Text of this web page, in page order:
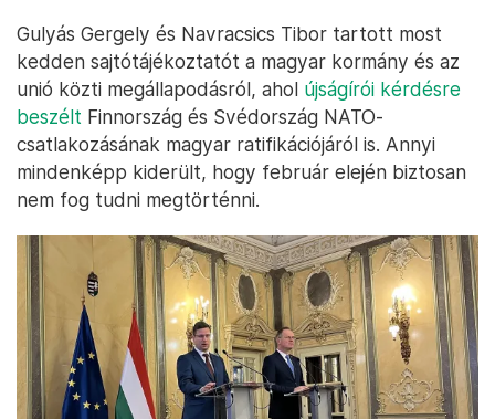
Gulyás Gergely és Navracsics Tibor tartott most
kedden sajtótájékoztatót a magyar kormány és az
unió közti megállapodásról, ahol újságírói kérdésre
beszélt Finnország és Svédország NATO-
csatlakozásának magyar ratifikációjáról is. Annyi
mindenképp kiderült, hogy február elején biztosan
nem fog tudni megtörténni.